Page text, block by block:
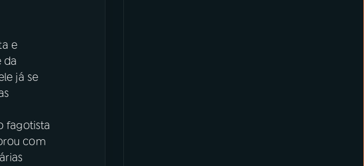
e
da
já se
fagotista
com